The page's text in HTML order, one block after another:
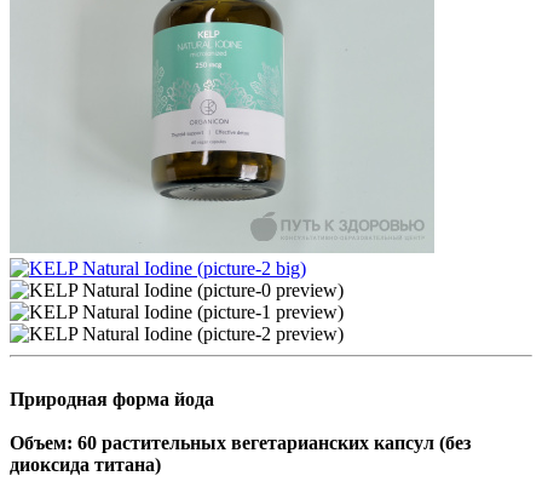
Природная форма йода
Объем: 60 растительных вегетарианских капсул (без
диоксида титана)